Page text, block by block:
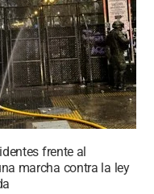
frente al
marcha contra la ley